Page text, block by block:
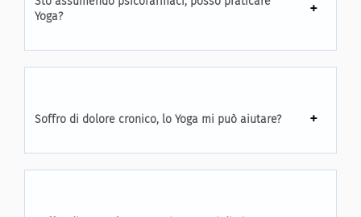
Yoga?
Soffro di dolore cronico, lo Yoga mi può aiutare?